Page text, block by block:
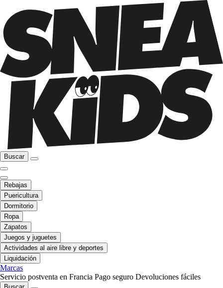
Buscar
Rebajas
Puericultura
Dormitorio
Ropa
Zapatos
Juegos y juguetes
Actividades al aire libre y deportes
Liquidación
Marcas
Servicio postventa en Francia Pago seguro Devoluciones fáciles